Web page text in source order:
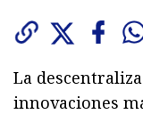
La
innovaciones